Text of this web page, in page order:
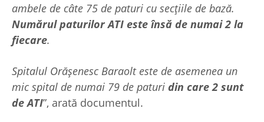
ambele de câte 75 de paturi cu secțiile de bază.
Numărul paturilor ATI este însă de numai 2 la
fiecare.
Spitalul Orășenesc Baraolt este de asemenea un
mic spital de numai 79 de paturi din care 2 sunt
de ATI”, arată documentul.